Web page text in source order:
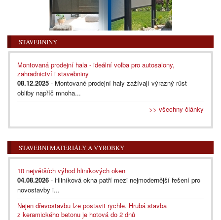
STAVEBNINY
Montovaná prodejní hala - ideální volba pro autosalony,
zahradnictví i stavebniny
08.12.2025 - Montované prodejní haly zažívají výrazný růst
obliby napříč mnoha...
>> všechny články
STAVEBNÍ MATERIÁLY A VÝROBKY
10 největších výhod hliníkových oken
04.08.2026 - Hliníková okna patří mezi nejmodernější řešení pro
novostavby i...
Nejen dřevostavbu lze postavit rychle. Hrubá stavba
z keramického betonu je hotová do 2 dnů